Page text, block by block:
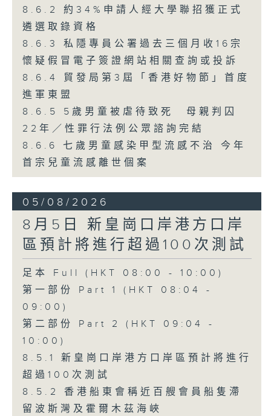
8.6.2 約34%申請人經大學聯招獲正式
遴選取錄資格
8.6.3 私隱專員公署過去三個月收16宗
懷疑假冒電子簽證網站相關查詢或投訴
8.6.4 貿發局第3屆「香港好物節」首度
進軍東盟
8.6.5 5歲男童被虐待致死 母親判囚
22年／性罪行法例公眾諮詢完結
8.6.6 七歲男童感染甲型流感不治 今年
首宗兒童流感離世個案
05/08/2026
8月5日 新皇崗口岸港方口岸
區預計將進行超過100次測試
足本 Full (HKT 08:00 - 10:00)
第一部份 Part 1 (HKT 08:04 -
09:00)
第二部份 Part 2 (HKT 09:04 -
10:00)
8.5.1 新皇崗口岸港方口岸區預計將進行
超過100次測試
8.5.2 香港船東會稱近百艘會員船隻滯
留波斯灣及霍爾木茲海峽